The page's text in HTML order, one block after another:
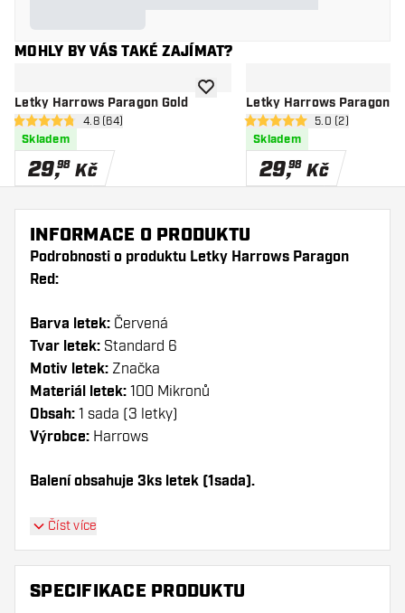
MOHLY BY VÁS TAKÉ ZAJÍMAT?
Letky Harrows Paragon Gold
otevřít panel recenzí
4.8 hodnoticí hvězdičky
4.8 (64)
Skladem
29,98 Kč
Přidat do seznamu přání
Letky Harrows Paragon
otevřít panel
5 hodnoticí hvězdičky
5.0 (2)
Skladem
29,98 Kč
INFORMACE O PRODUKTU
Podrobnosti o produktu Letky Harrows Paragon
Red:
Barva letek: Červená
Tvar letek: Standard 6
Motiv letek: Značka
Materiál letek: 100 Mikronů
Obsah: 1 sada (3 letky)
Výrobce: Harrows
Balení obsahuje 3ks letek (1sada).
Dartshopper tip!
Ujistěte se, že máte po ruce dostatek letky a
násadky. Ty se mohou používáním poškodit
Číst více
SPECIFIKACE PRODUKTU